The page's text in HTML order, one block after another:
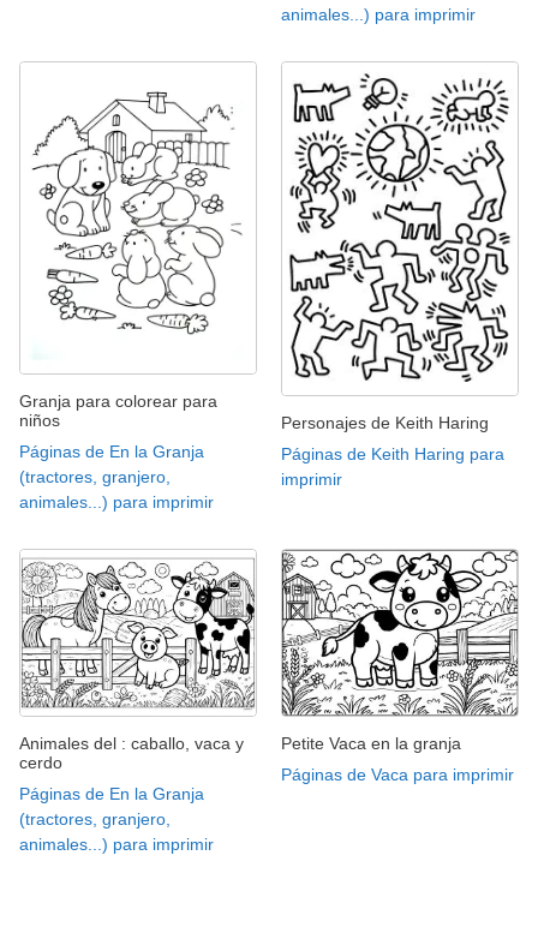
animales...) para imprimir
Granja para colorear para
niños
Páginas de En la Granja
(tractores, granjero,
animales...) para imprimir
Personajes de Keith Haring
Páginas de Keith Haring para
imprimir
Animales del : caballo, vaca y
cerdo
Páginas de En la Granja
(tractores, granjero,
animales...) para imprimir
Petite Vaca en la granja
Páginas de Vaca para imprimir